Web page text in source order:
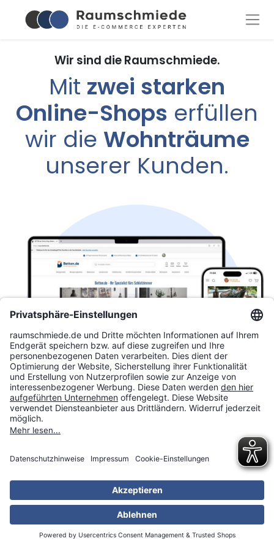
Wir sind die Raumschmiede.
Mit zwei starken
Online-Shops erfüllen
wir die Wohnträume
unserer Kunden.
Stöbern Sie online in unseren
Shops